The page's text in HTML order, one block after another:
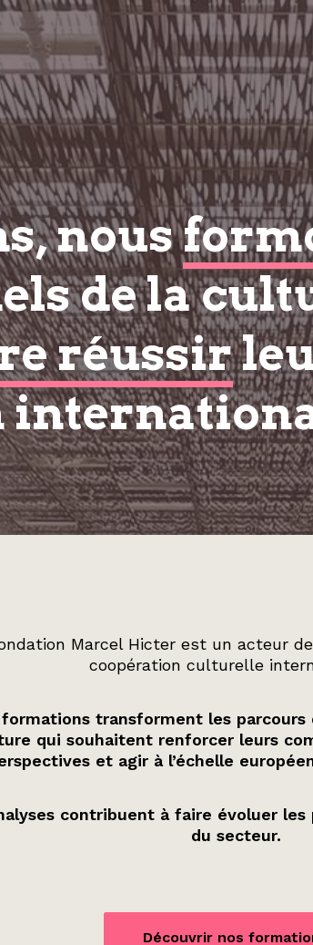
nous
de la
réussir
Marcel Hicter est un acteur
coopération culturelle
formations transforment les parcours
qui souhaitent renforcer leurs
et agir à l’échelle
contribuent à faire évoluer
du secteur.
Découvrir nos